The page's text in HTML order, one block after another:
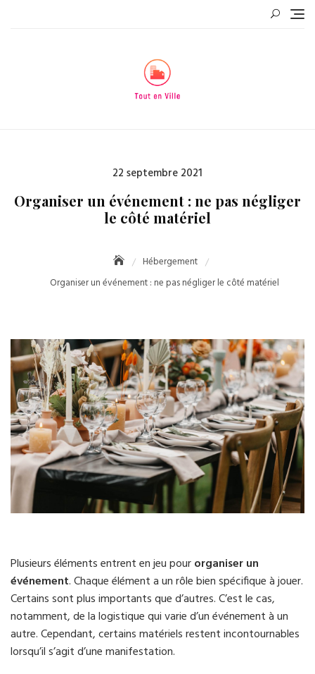
Posted
22 septembre 2021
Organiser un événement : ne pas négliger
le côté matériel
Hébergement
Organiser un événement : ne pas négliger le côté matériel
Plusieurs éléments entrent en jeu pourorganiser un
événement. Chaque élément a un rôle bien spécifique à jouer.
Certains sont plus importants que d’autres. C’est le cas,
notamment, de la logistique qui varie d’un événement à un
autre. Cependant, certains matériels restent incontournables
lorsqu’il s’agit d’une manifestation.